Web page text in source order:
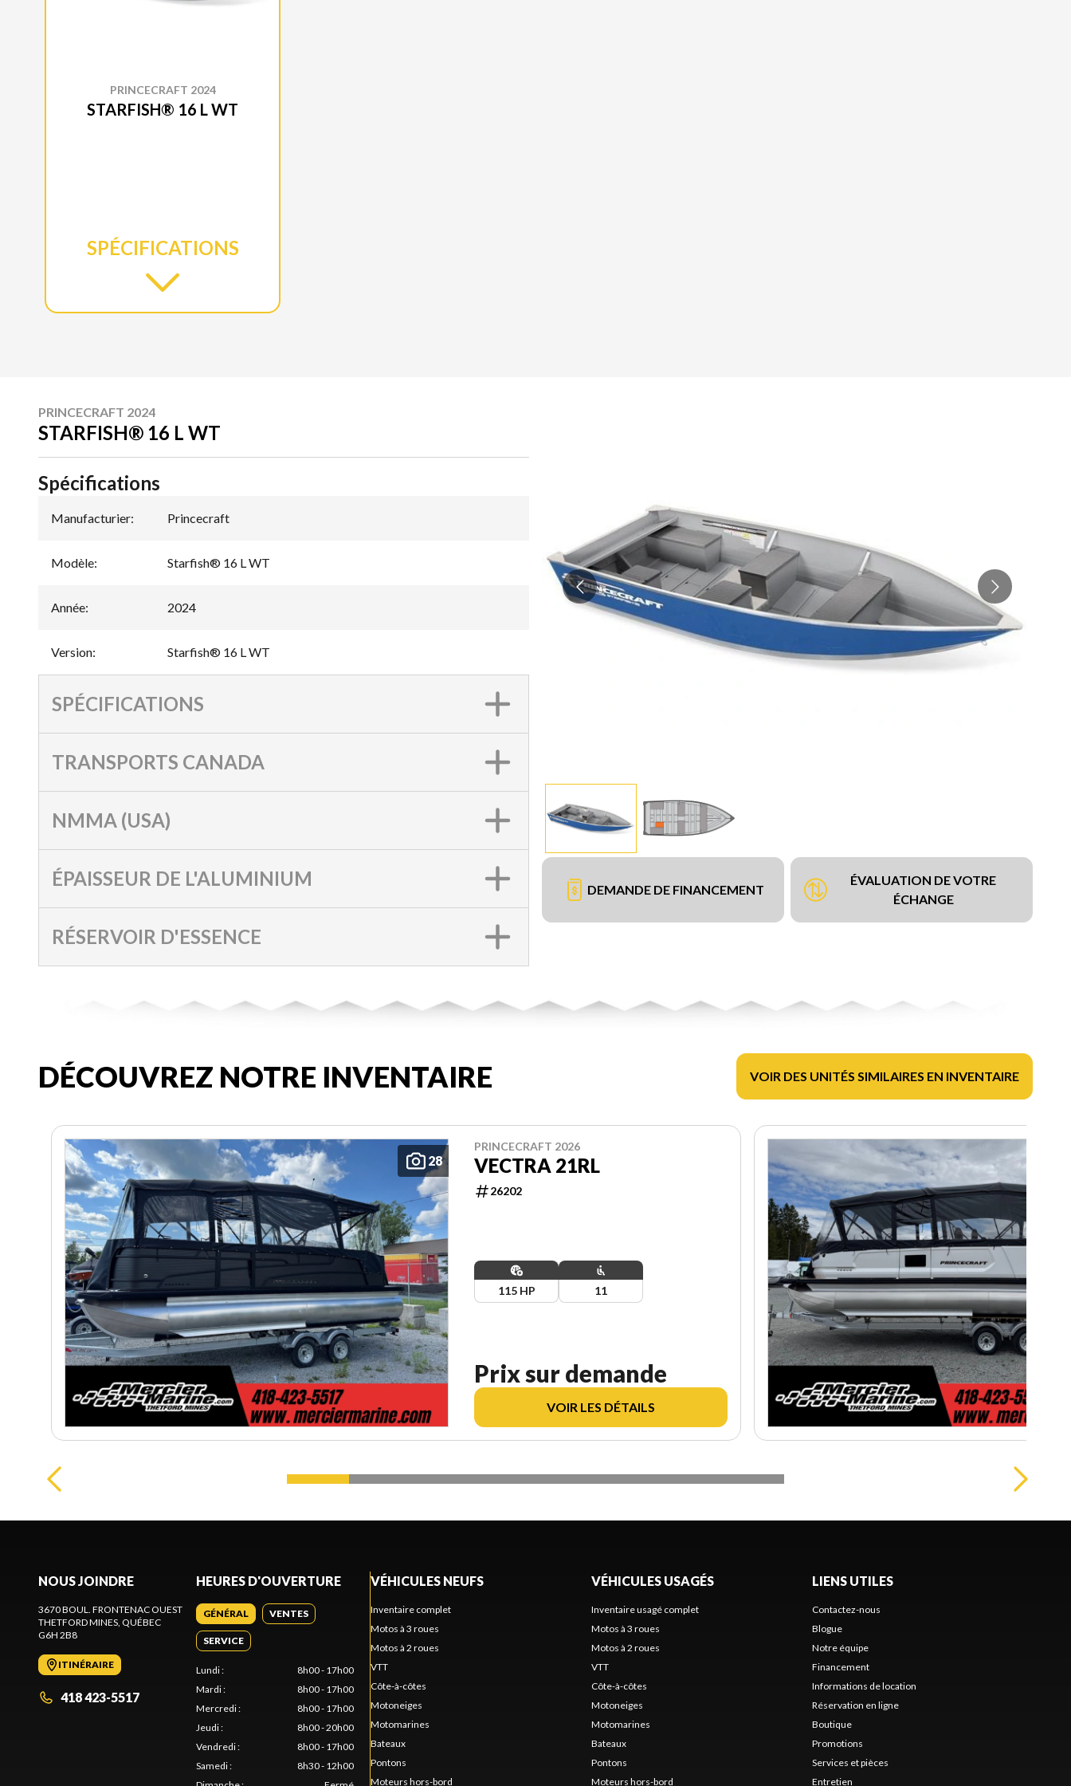
PRINCECRAFT 2024
STARFISH® 16 L WT
SPÉCIFICATIONS
PRINCECRAFT 2024
STARFISH® 16 L WT
DEMANDE DE FINANCEMENT
ÉVALUATION DE VOTRE
ÉCHANGE
Spécifications
Manufacturier: Princecraft
Modèle: Starfish® 16 L WT
Année: 2024
Version: Starfish® 16 L WT
SPÉCIFICATIONS
TRANSPORTS CANADA
NMMA (USA)
ÉPAISSEUR DE L'ALUMINIUM
RÉSERVOIR D'ESSENCE
DÉCOUVREZ NOTRE INVENTAIRE VOIR DES UNITÉS SIMILAIRES EN INVENTAIRE
28
PRINCECRAFT 2026
VECTRA 21RL
26202
115 HP 11
Prix sur demande
VOIR LES DÉTAILS
NOUS JOINDRE
3670 BOUL. FRONTENAC OUEST
THETFORD MINES , QUÉBEC
G6H 2B8
ITINÉRAIRE
418 423-5517
HEURES D'OUVERTURE
GÉNÉRAL VENTES
SERVICE
Lundi:
8h00 - 17h00
Mardi:
8h00 - 17h00
Mercredi:
8h00 - 17h00
Jeudi:
8h00 - 20h00
Vendredi:
8h00 - 17h00
Samedi:
8h30 - 12h00
VÉHICULES NEUFS
Inventaire complet
Motos à 3 roues
Motos à 2 roues
VTT
Côte-à-côtes
Motoneiges
Motomarines
Bateaux
Pontons
Moteurs hors-bord
VÉHICULES USAGÉS
Inventaire usagé complet
Motos à 3 roues
Motos à 2 roues
VTT
Côte-à-côtes
Motoneiges
Motomarines
Bateaux
Pontons
Moteurs hors-bord
LIENS UTILES
Contactez-nous
Blogue
Notre équipe
Financement
Informations de location
Réservation en ligne
Boutique
Promotions
Services et pièces
Entretien